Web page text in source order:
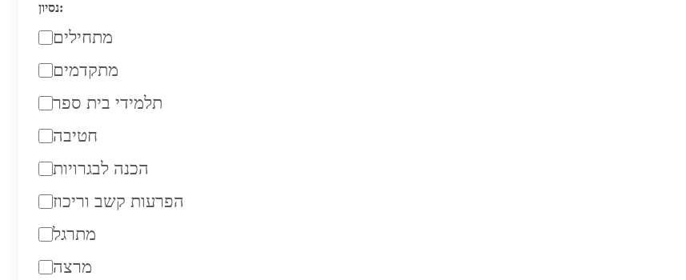
נסיון:
מתחילים
מתקדמים
תלמידי בית ספר
חטיבה
הכנה לבגרויות
הפרעות קשב וריכוז
מתרגל
מרצה